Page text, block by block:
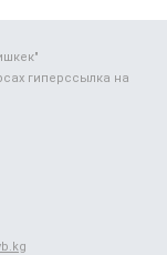
гиперссылка на